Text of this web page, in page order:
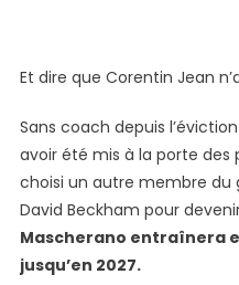
Et dire que Corentin Jean
Sans coach depuis
avoir été mis à la porte des
choisi un autre membre du
David Beckham pour
Mascherano entraînera
jusqu’en 2027.